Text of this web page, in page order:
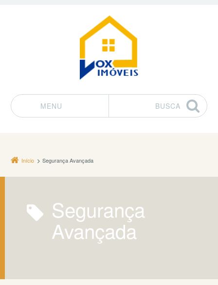
MENU
BUSCA
Início Segurança Avançada
Segurança
Avançada